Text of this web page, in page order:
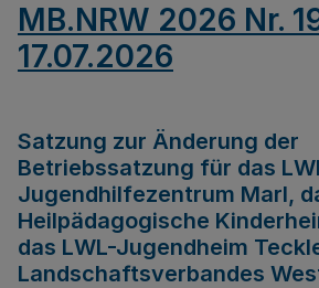
MB.NRW 2026 Nr.
17.07.2026
Satzung zur Änderung der
Betriebssatzung für das
Jugendhilfezentrum Marl,
Heilpädagogische
das LWL-Jugendheim
Landschaftsverbandes